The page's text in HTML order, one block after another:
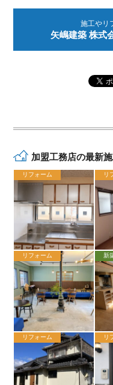
施工やリ
矢嶋建築 株式
加盟工務店の最新
リフォーム リ
リフォーム 新
リフォーム リ